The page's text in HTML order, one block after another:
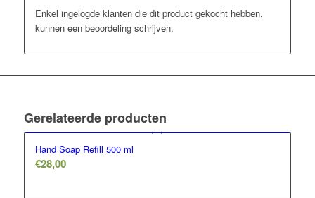
Enkel ingelogde klanten die dit product gekocht hebben,
kunnen een beoordeling schrijven.
Gerelateerde producten
Hand Soap Refill 500 ml
€28,00